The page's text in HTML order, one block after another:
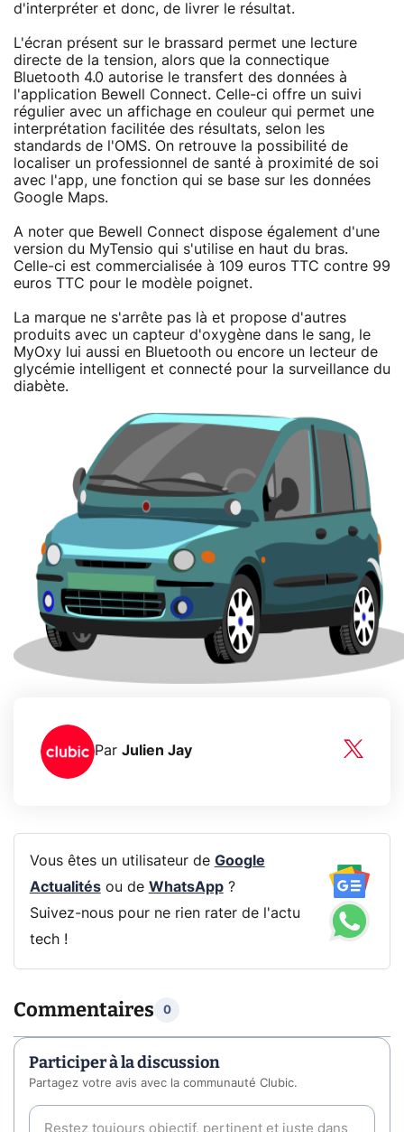
d'interpréter et donc, de livrer le résultat.
L'écran présent sur le brassard permet une lecture
directe de la tension, alors que la connectique
Bluetooth 4.0 autorise le transfert des données à
l'application Bewell Connect. Celle-ci offre un suivi
régulier avec un affichage en couleur qui permet une
interprétation facilitée des résultats, selon les
standards de l'OMS. On retrouve la possibilité de
localiser un professionnel de santé à proximité de soi
avec l'app, une fonction qui se base sur les données
Google Maps.
A noter que Bewell Connect dispose également d'une
version du MyTensio qui s'utilise en haut du bras.
Celle-ci est commercialisée à 109 euros TTC contre 99
euros TTC pour le modèle poignet.
La marque ne s'arrête pas là et propose d'autres
produits avec un capteur d'oxygène dans le sang, le
MyOxy lui aussi en Bluetooth ou encore un lecteur de
glycémie intelligent et connecté pour la surveillance du
diabète.
Par Julien Jay
Vous êtes un utilisateur de Google
Actualitésou de WhatsApp?
Suivez-nous pour ne rien rater de l'actu
tech !
Commentaires 0
Participer à la discussion
Partagez votre avis avec la communauté Clubic.